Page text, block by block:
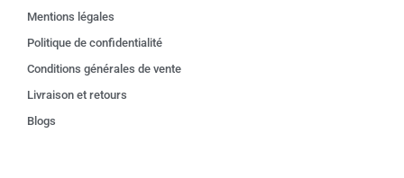
Mentions légales
Politique de confidentialité
Conditions générales de vente
Livraison et retours
Blogs